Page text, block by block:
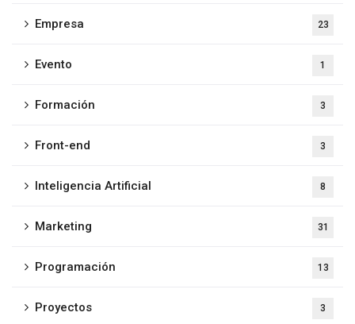
Empresa 23
Evento 1
Formación 3
Front-end 3
Inteligencia Artificial 8
Marketing 31
Programación 13
Proyectos 3